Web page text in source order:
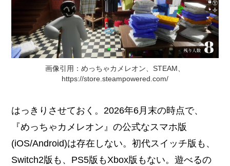
画像引用：めっちゃカメレオン、STEAM、
https://store.steampowered.com/
はっきりさせておく。2026年6月末の時点で、
『めっちゃカメレオン』の公式なスマホ版
(iOS/Android)は存在しない。初代スイッチ版も、
Switch2版も、PS5版もXbox版もない。遊べるの